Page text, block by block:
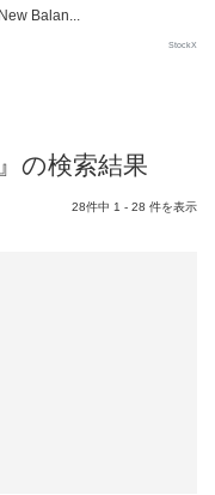
Balan...
StockX
の検索結果
28件中 1 - 28 件を表示